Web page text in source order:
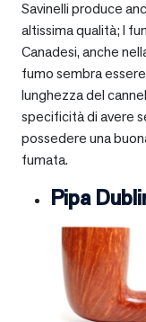
Savinelli produce
altissima qualità; I
Canadesi, anche
fumo sembra
lunghezza del
specificità di avere
possedere una
fumata.
Pipa